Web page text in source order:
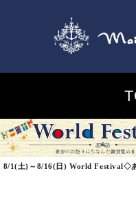
8/1(土)～8/16(日) World Festival◇